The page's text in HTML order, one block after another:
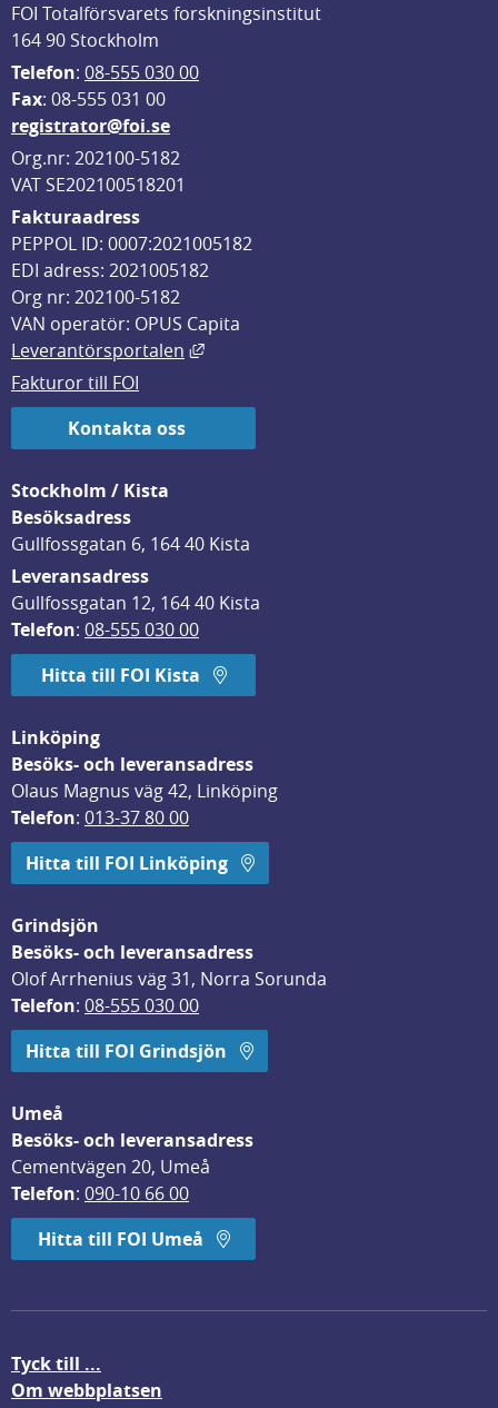
FOI Totalförsvarets forskningsinstitut
164 90 Stockholm
Telefon: 08-555 030 00
Fax: 08-555 031 00
registrator@foi.se
Org.nr: 202100-5182
VAT SE202100518201
Fakturaadress
PEPPOL ID: 0007:2021005182
EDI adress: 2021005182
Org nr: 202100-5182
VAN operatör: OPUS Capita
Leverantörsportalen
Länk till annan webbplats, öppnas
Fakturor till FOI
Kontakta oss
Stockholm / Kista
Besöksadress
Gullfossgatan 6, 164 40 Kista
Leveransadress
Gullfossgatan 12, 164 40 Kista
Telefon: 08-555 030 00
Hitta till FOI Kista
Linköping
Besöks- och leveransadress
Olaus Magnus väg 42, Linköping
Telefon: 013-37 80 00
Hitta till FOI Linköping
Grindsjön
Besöks- och leveransadress
Olof Arrhenius väg 31, Norra Sorunda
Telefon: 08-555 030 00
Hitta till FOI Grindsjön
Umeå
Besöks- och leveransadress
Cementvägen 20, Umeå
Telefon: 090-10 66 00
Hitta till FOI Umeå
Tyck till ...
Om webbplatsen